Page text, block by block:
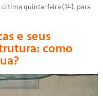
quinta-feira (14), para
e seus
como